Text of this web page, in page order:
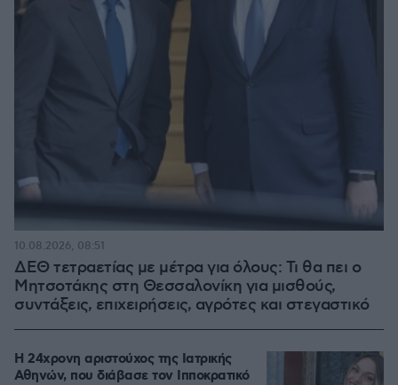
ΔΕΘ τετραετίας με μέτρα για όλους: Τι θα πει ο
Μητσοτάκης στη Θεσσαλονίκη για μισθούς,
συντάξεις, επιχειρήσεις, αγρότες και στεγαστικό
10.08.2026, 08:51
Η 24χρονη αριστούχος της Ιατρικής
Αθηνών, που διάβασε τον Ιπποκρατικό